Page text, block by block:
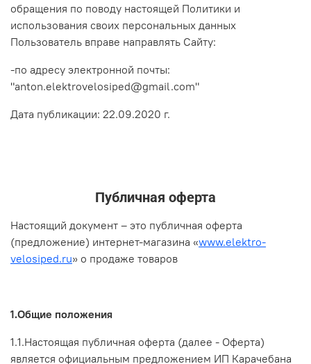
обращения по поводу настоящей Политики и
использования своих персональных данных
Пользователь вправе направлять Сайту:
-по адресу электронной почты:
"anton.elektrovelosiped@gmail.com"
Дата публикации: 22.09.2020 г.
Публичная оферта
Настоящий документ – это публичная оферта
(предложение) интернет-магазина «www.elektro-
velosiped.ru» о продаже товаров
1.Общие положения
1.1.Настоящая публичная оферта (далее - Оферта)
является официальным предложением ИП Карачебана